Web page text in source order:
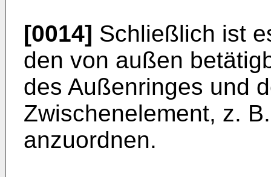
[0014] Schließlich ist
den von außen
des Außenringes und
Zwischenelement, z.
anzuordnen.